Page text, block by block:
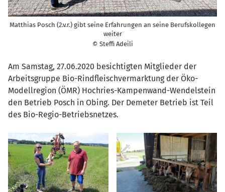
Matthias Posch (2.v.r.) gibt seine Erfahrungen an seine Berufskollegen
weiter
© Steffi Adeili
Am Samstag, 27.06.2020 besichtigten Mitglieder der
Arbeitsgruppe Bio-Rindfleischvermarktung der Öko-
Modellregion (ÖMR) Hochries-Kampenwand-Wendelstein
den Betrieb Posch in Obing. Der Demeter Betrieb ist Teil
des Bio-Regio-Betriebsnetzes.